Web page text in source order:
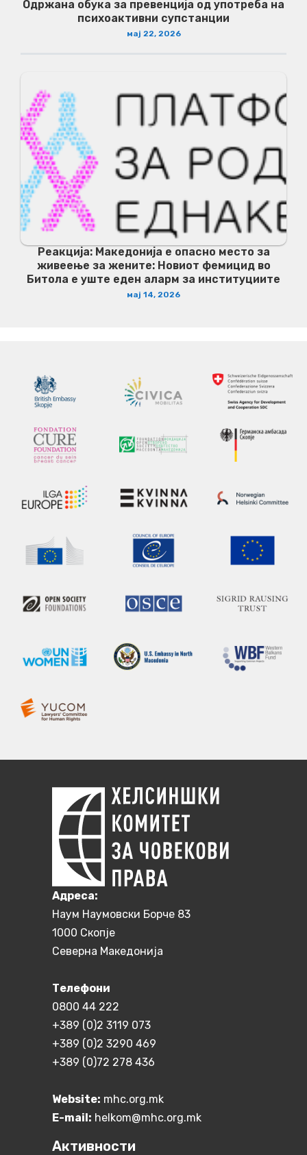
Одржана обука за превенција од употреба на
психоактивни супстанции
мај 22, 2026
Реакција: Македонија е опасно место за
живеење за жените: Новиот фемицид во
Битола е уште еден аларм за институциите
мај 14, 2026
Aдреса:
Наум Наумовски Борче 83
1000 Скопје
Северна Македонија
Телефони
0800 44 222
+389 (0)2 3119 073
+389 (0)2 3290 469
+389 (0)72 278 436
Website: mhc.org.mk
E-mail: helkom@mhc.org.mk
Активности